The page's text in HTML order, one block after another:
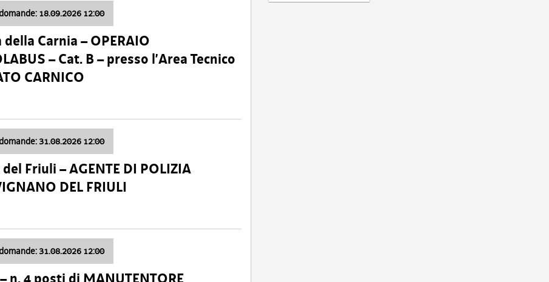
18.09.2026 12:00
Carnia – OPERAIO
– Cat. B – presso l’Area Tecnico
CARNICO
31.08.2026 12:00
Friuli – AGENTE DI POLIZIA
DEL FRIULI
31.08.2026 12:00